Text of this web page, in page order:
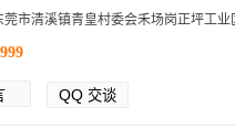
莞市清溪镇青皇村委会禾场岗正坪工业
QQ 交谈